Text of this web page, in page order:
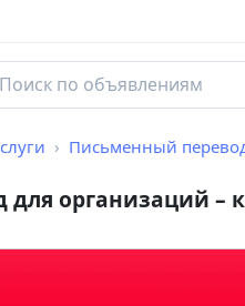
Письменный
организаций –